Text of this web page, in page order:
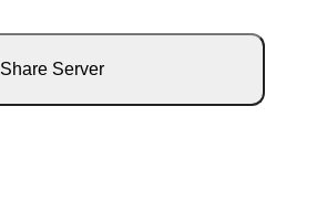
Share Server